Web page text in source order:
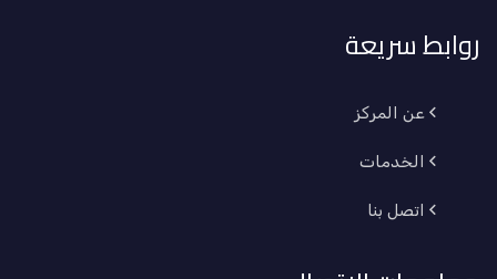
روابط سريعة
عن المركز
الخدمات
اتصل بنا